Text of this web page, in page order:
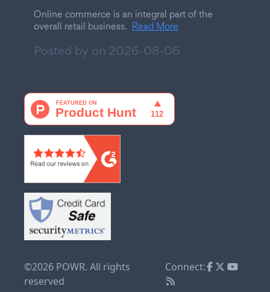
Online commerce is an integral part of the
overall retail business. Read More
Posted by on 2026-08-06
©2026 POWR. All rights
reserved
Connect: